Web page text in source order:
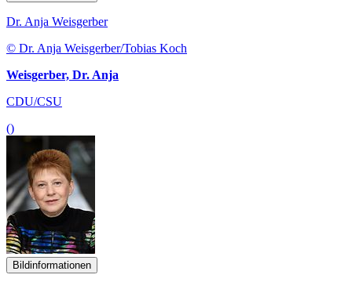
Dr. Anja Weisgerber
© Dr. Anja Weisgerber/Tobias Koch
Weisgerber, Dr. Anja
CDU/CSU
()
Bildinformationen